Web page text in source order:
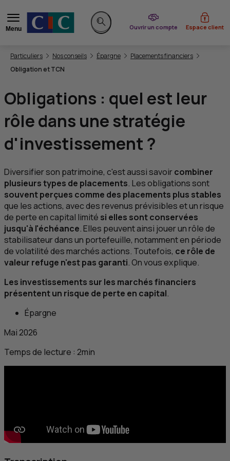
Menu
Rechercher sur le site
Ouvrir un compte
du CIC Espace client
Vous êtes ici:
Particuliers Nos conseils Épargne
Placements financiers
Obligation et TCN
Obligations : quel est leur
rôle dans une stratégie
d'investissement ?
Diversifier son patrimoine, c'est aussi savoircombiner
plusieurs types de placements. Les obligations sont
souvent perçues comme des placements plus stables
que les actions, avec des revenus prévisibles et un risque
de perte en capital limité si elles sont conservées
jusqu'à l'échéance. Elles peuvent ainsi jouer un rôle de
stabilisateur dans un portefeuille, notamment en période
de volatilité des marchés actions. Toutefois, ce rôle de
valeur refuge n'est pas garanti. On vous explique.
Les investissements sur les marchés financiers
présentent un risque de perte en capital.
Épargne
Mai 2026
Temps de lecture : 2min